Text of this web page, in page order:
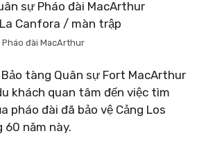
Canfora / màn trập
đài MacArthur
tàng Quân sự Fort MacArthur
khách quan tâm đến việc tìm
pháo đài đã bảo vệ Cảng Los
năm này.